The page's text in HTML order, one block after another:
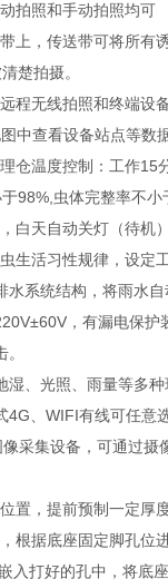
照和手动拍照均可
，传送带可将所有诱
楚拍摄。
无线拍照和终端设
查看设备站点等数
温度控制：工作15
虫体完整率不小
天自动关灯（待机
活习性规律，设定
系统结构，将雨水自
，有漏电保护
、光照、雨量等多种
、WIFI有线可任意
集设备，可通过摄
，提前预制一定厚
据底座固定脚孔位
打好的孔中，将底